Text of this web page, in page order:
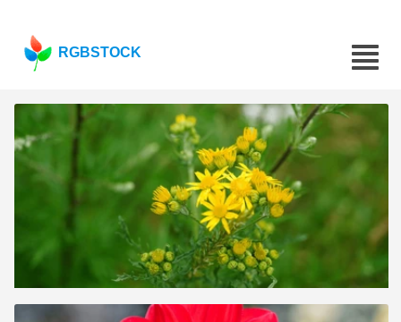
RGBSTOCK